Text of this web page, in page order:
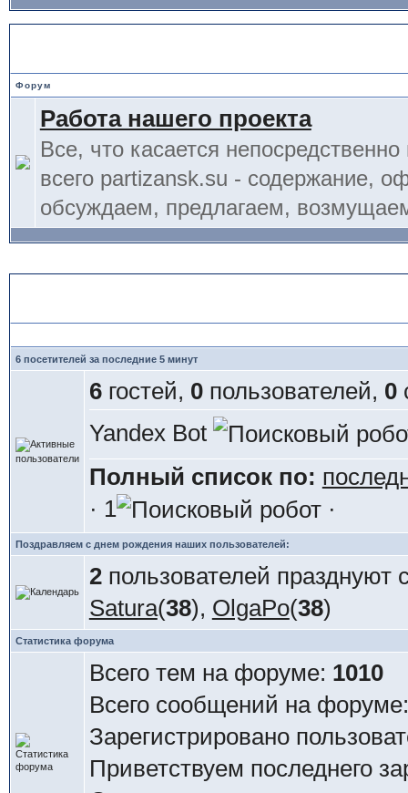
Форум
Работа нашего проекта
Все, что касается
всего partizansk.su - содержание,
обсуждаем, предлагаем,
6 посетителей за последние 5 минут
6гостей, 0пользователей, 0
Yandex Bot
Полный список по:
· 1
·
Поздравляем с днем рождения наших пользователей:
2пользователей празднуют
Satura(38), OlgaPo(38)
Статистика форума
Всего тем на форуме: 1010
Всего сообщений на
Зарегистрировано
Приветствуем последнего